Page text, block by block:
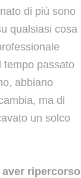
di più sono
qualsiasi cosa
tempo passato
abbiano
ma di
un solco
ripercorso